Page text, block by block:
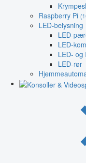
Raspberry Pi
LED-belysning
LED-
LED-
LED- og
LED-rør